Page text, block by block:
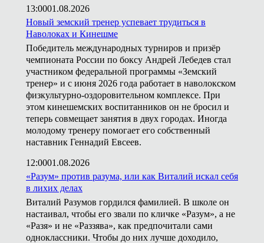
13:0001.08.2026
Новый земский тренер успевает трудиться в
Наволоках и Кинешме
Победитель международных турниров и призёр
чемпионата России по боксу Андрей Лебедев стал
участником федеральной программы «Земский
тренер» и с июня 2026 года работает в наволокском
физкультурно-оздоровительном комплексе. При
этом кинешемских воспитанников он не бросил и
теперь совмещает занятия в двух городах. Иногда
молодому тренеру помогает его собственный
наставник Геннадий Евсеев.
12:0001.08.2026
«Разум» против разума, или как Виталий искал себя
в лихих делах
Виталий Разумов гордился фамилией. В школе он
настаивал, чтобы его звали по кличке «Разум», а не
«Разя» и не «Раззява», как предпочитали сами
одноклассники. Чтобы до них лучше доходило,